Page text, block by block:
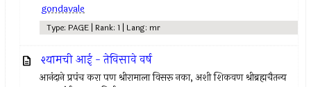
gondavale
Type: PAGE | Rank: 1 | Lang: mr
श्यामची आई - तेविसावे वर्ष
आनंदाने प्रपंच करा पण श्रीरामाला विसरू नका, अशी शिकवण श्रीब्रह्मचैतन्य